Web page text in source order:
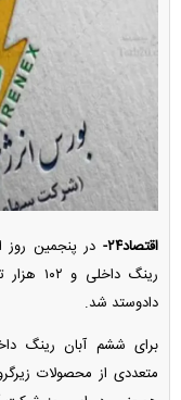
اقتصاد۲۴-
رینگ
دادوستد شد.
برای ششم آبان رینگ
متعددی از محصولات